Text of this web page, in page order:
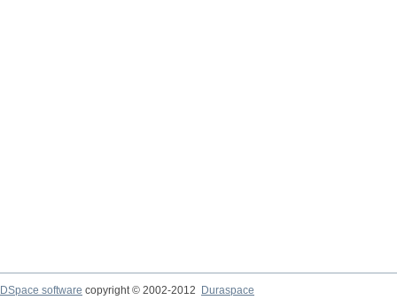
DSpace software copyright © 2002-2012
Duraspace